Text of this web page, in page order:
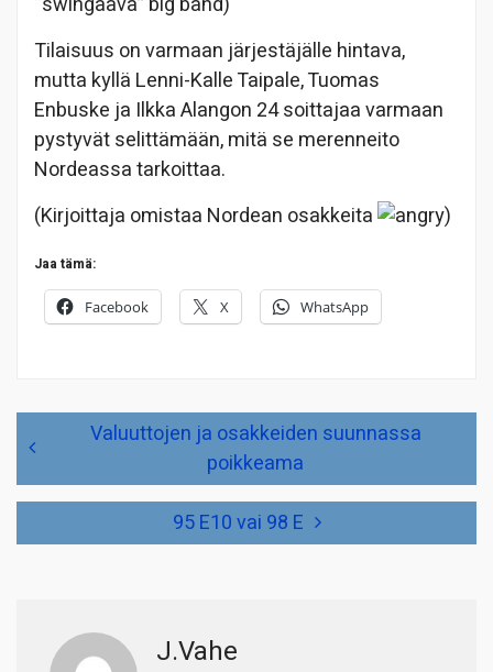
Tilaisuus on varmaan järjestäjälle hintava,
mutta kyllä Lenni-Kalle Taipale, Tuomas
Enbuske ja Ilkka Alangon 24 soittajaa varmaan
pystyvät selittämään, mitä se merenneito
Nordeassa tarkoittaa.
(Kirjoittaja omistaa Nordean osakkeita
)
Jaa tämä:
Facebook X WhatsApp
selaus
Valuuttojen ja osakkeiden suunnassa
poikkeama
95 E10 vai 98 E
J.Vahe